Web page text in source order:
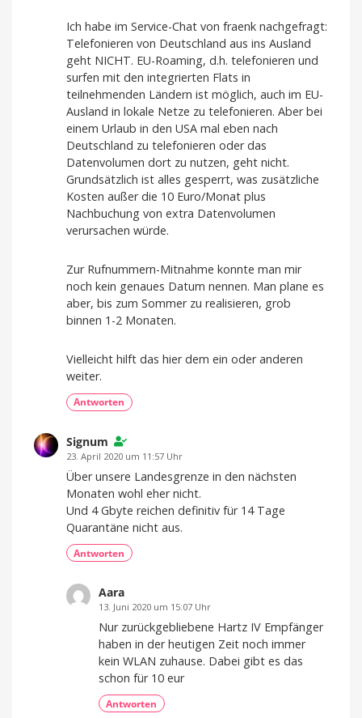
Ich habe im Service-Chat von fraenk nachgefragt:
Telefonieren von Deutschland aus ins Ausland
geht NICHT. EU-Roaming, d.h. telefonieren und
surfen mit den integrierten Flats in
teilnehmenden Ländern ist möglich, auch im EU-
Ausland in lokale Netze zu telefonieren. Aber bei
einem Urlaub in den USA mal eben nach
Deutschland zu telefonieren oder das
Datenvolumen dort zu nutzen, geht nicht.
Grundsätzlich ist alles gesperrt, was zusätzliche
Kosten außer die 10 Euro/Monat plus
Nachbuchung von extra Datenvolumen
verursachen würde.
Zur Rufnummern-Mitnahme konnte man mir
noch kein genaues Datum nennen. Man plane es
aber, bis zum Sommer zu realisieren, grob
binnen 1-2 Monaten.
Vielleicht hilft das hier dem ein oder anderen
weiter.
Antworten
Signum
23. April 2020 um 11:57 Uhr
Über unsere Landesgrenze in den nächsten
Monaten wohl eher nicht.
Und 4 Gbyte reichen definitiv für 14 Tage
Quarantäne nicht aus.
Antworten
Aara
13. Juni 2020 um 15:07 Uhr
Nur zurückgebliebene Hartz IV Empfänger
haben in der heutigen Zeit noch immer
kein WLAN zuhause. Dabei gibt es das
schon für 10 eur
Antworten